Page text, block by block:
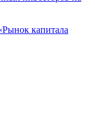
в
инвесторов на
капитала